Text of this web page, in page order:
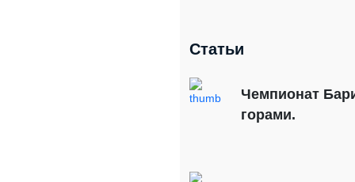
Статьи
Чемпионат
горами.